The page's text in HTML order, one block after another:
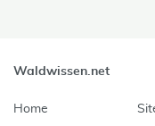
Waldwissen.net
Home